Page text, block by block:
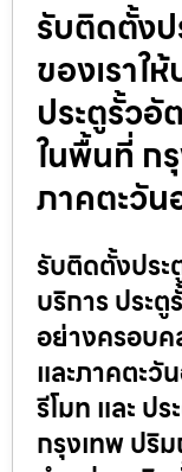
รับติดตั้งป
ของเราใ
ประตูรั้ว
ในพื้นที่ ก
ภาคตะวัน
รับติดตั้งประ
บริการ ประตู
อย่างครอบ
และภาคตะวั
รีโมท และ ป
กรุงเทพ ปริ